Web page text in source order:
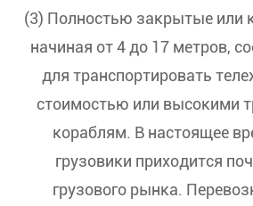
(3) Полностью закрытые или
начиная от 4 до 17 метров,
для транспортировать
стоимостью или высокими
кораблям. В настоящее
грузовики приходится
грузового рынка.